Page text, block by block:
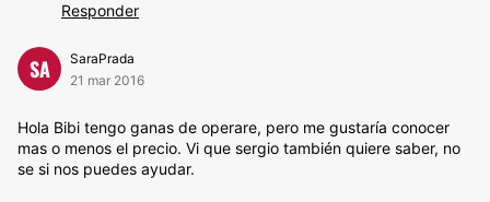
Responder
SA
SaraPrada
21 mar 2016
Hola Bibi tengo ganas de operare, pero me gustaría conocer
mas o menos el precio. Vi que sergio también quiere saber, no
se si nos puedes ayudar.